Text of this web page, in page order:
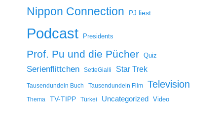
Nippon Connection PJ liest
Podcast Presidents
Prof. Pu und die Pücher Quiz
Serienflittchen SetteGialli Star Trek
Tausendundein Buch Tausendundein Film Television
Thema TV-TIPP Türkei Uncategorized Video